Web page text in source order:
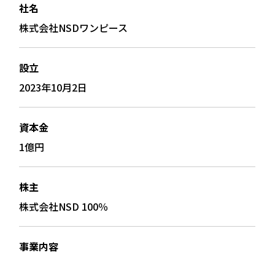
社名
株式会社NSDワンピース
設立
2023年10月2日
資本金
1億円
株主
株式会社NSD 100％
事業内容